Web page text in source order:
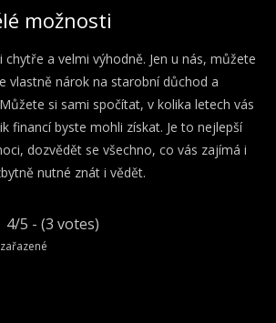
možnosti
a velmi výhodně. Jen u nás, můžete
vlastně nárok na starobní důchod a
si sami spočítat, v kolika letech vás
financí byste mohli získat. Je to nejlepší
dozvědět se všechno, co vás zajímá i
nutné znát i vědět.
4/5 - (3 votes)